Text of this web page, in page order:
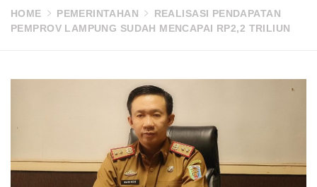
HOME PEMERINTAHAN
REALISASI PENDAPATAN
PEMPROV LAMPUNG SUDAH MENCAPAI RP2,2 TRILIUN